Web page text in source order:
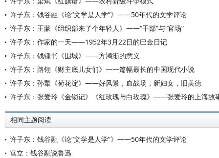
许子东：钱谷融《论“文学是人学”》——50年代的文学评论
许子东：王蒙《组织部来了个年轻人》——“干部”与“官场”
许子东：作家的一天——1952年3月22日的巴金日记
许子东：钱锺书《围城》——方鸿渐的意义
许子东：路翎《财主底儿女们》——篇幅最长的中国现代小说
许子东：孙犁《荷花淀》——好风景，血战场，新妇女，旧美德
许子东：张爱玲《金锁记》《红玫瑰与白玫瑰》——张爱玲的上海故
相同主题阅读
许子东：钱谷融《论“文学是人学”》——50年代的文学评论
宫立：钱谷融说鲁迅